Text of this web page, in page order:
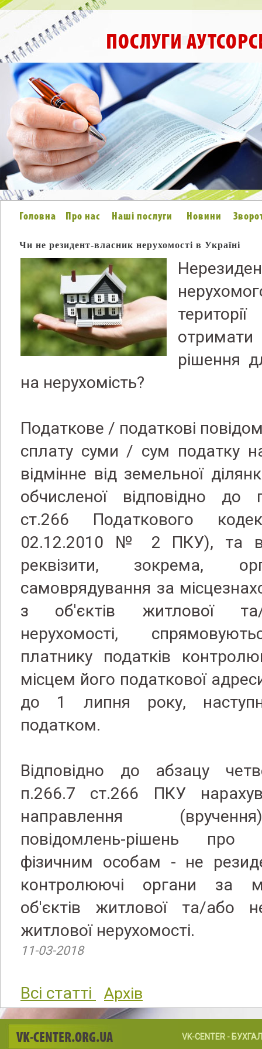
ПОСЛУГИ
Головна Про нас Наші послуги Новини
Чи не резидент-власник нерухомості в Україні
рішення
на нерухомість?
Податкове / податкові
сплату суми / сум податку
відмінне від земельної
обчисленої відповідно до
ст.266 Податкового
02.12.2010 № 2 ПКУ), та
реквізити, зокрема,
самоврядування за
з об'єктів житлової та/
нерухомості,
платнику податків
місцем його податкової
до 1 липня року,
податком.
Відповідно до абзацу
п.266.7 ст.266 ПКУ
направлення
повідомлень-рішень про
фізичним особам - не
контролюючі органи за
об'єктів житлової та/або
житлової нерухомості.
11-03-2018
Всі статті Архів
VK-CENTER.ORG.UA VK-CENTER -